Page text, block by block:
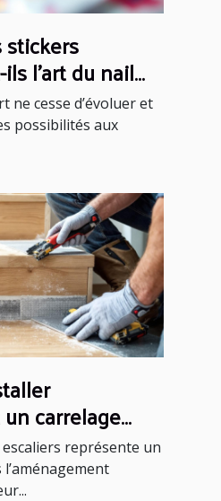
l'art du nail
ne cesse d’évoluer et
possibilités aux
carrelage
un escalier ?
représente un